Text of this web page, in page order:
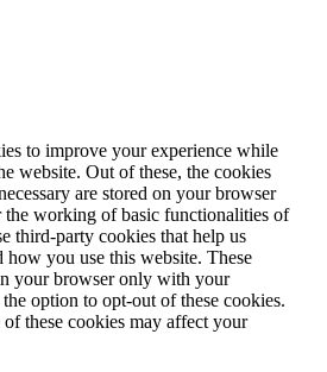
to improve your experience while
website. Out of these, the cookies
are stored on your browser
the working of basic functionalities of
third-party cookies that help us
how you use this website. These
your browser only with your
option to opt-out of these cookies.
these cookies may affect your